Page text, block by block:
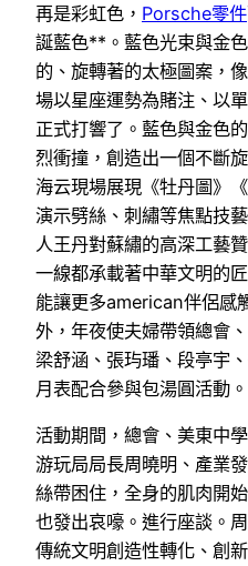
再是彩虹色， Porsche零件
誕藍色**。藍色光束與金
的、旋轉著的太極圖案，
場以星座運勢為賭注、以
正式打響了。藍色與金色
烈衝撞，創造出一個不斷
海云現場展現《牡丹圖》
演示劈絲、刺繡等焦點技
人王丹對蘇繡的高深工藝
一線都承載著中華文明的
能讓更多american伴侶感
外，年夜使夫婦帶領總會
梁舒涵、張玙璠、段亭宇
月表配合參與包湯圓活動。
活動期間，總會、美東中
游玩局局長周曉明、產業
絲帶困住，全身的肌肉開
也發出哀嚎。進行座談。
傳統文明創造性轉化、創